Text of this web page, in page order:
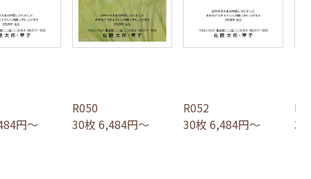
円～
R050
30枚 6,484円～
R052
30枚 6,484円～
30